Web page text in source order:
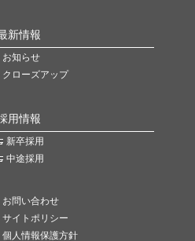
新情報
お知らせ
クローズアップ
用情報
新卒採用
中途採用
お問い合わせ
サイトポリシー
個人情報保護方針